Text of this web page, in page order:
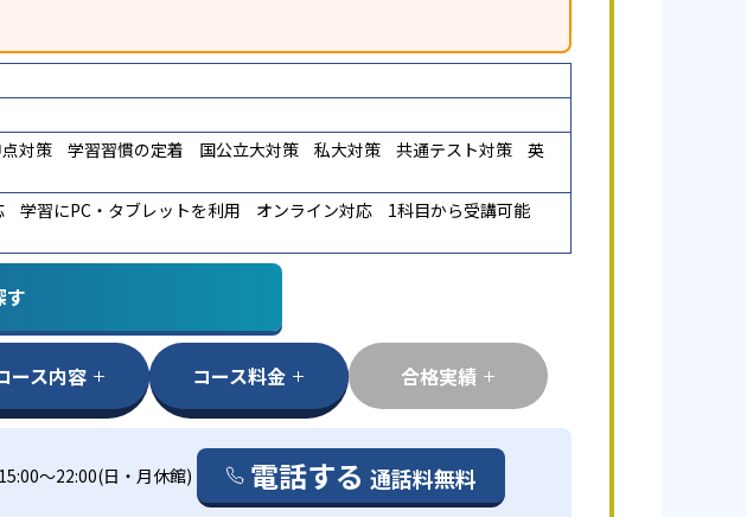
対策 学習習慣の定着 国公立大対策 私大対策 共通テスト対策
英
学習にPC・タブレットを利用 オンライン対応
1科目から受講可能
す
ース内容 コース料金 合格実績
～22:00(日・月休館) 電話する 通話料無料